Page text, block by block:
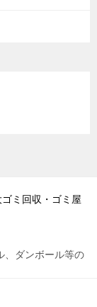
ミ回収・ゴミ屋
、ダンボール等の